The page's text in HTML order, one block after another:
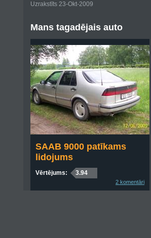
Uzrakstīts 23-Okt-2009
Mans tagadējais auto
SAAB 9000 patīkams
lidojums
Vērtējums: 3.94
2 komentāri